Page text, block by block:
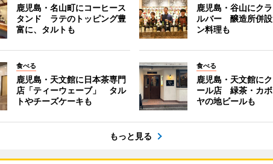
鹿児島・名山町にコーヒース
タンド ラテのトッピング豊
富に、タルトも
鹿児島・谷山にク
ルバー 醸造所併設
ン料理も
食べる
鹿児島・天文館に日本茶専門
店「ティーウェーブ」 タル
トやチーズケーキも
食べる
鹿児島・天文館に
ール店 緑茶・カボ
ヤの地ビールも
もっと見る